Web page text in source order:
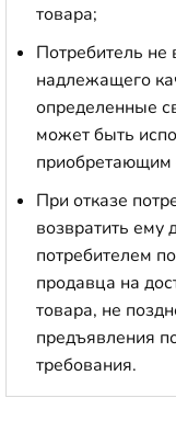
товара;
Потребитель не
надлежащего
определенные
может быть
приобретающим
При отказе
возвратить
потребителем
продавца на
товара, не
предъявления
требования.